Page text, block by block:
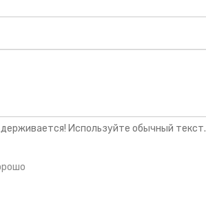
Используйте обычный текст.